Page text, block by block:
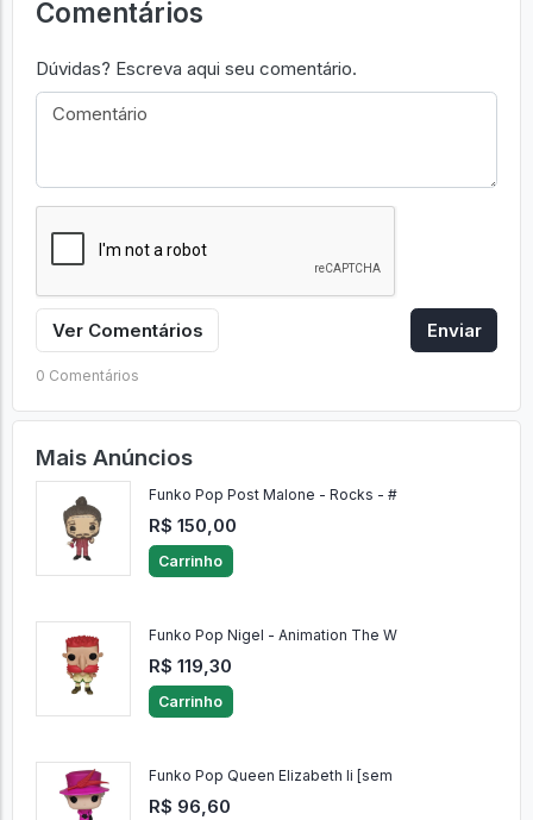
Comentários
Dúvidas? Escreva aqui seu comentário.
Ver Comentários Enviar
0 Comentários
Mais Anúncios
Funko Pop Post Malone - Rocks - #
R$ 150,00
Carrinho
Funko Pop Nigel - Animation The W
R$ 119,30
Carrinho
Funko Pop Queen Elizabeth Ii [sem
R$ 96,60